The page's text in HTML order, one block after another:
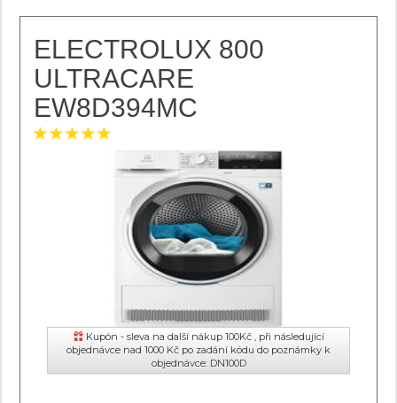
ELECTROLUX 800
ULTRACARE
EW8D394MC
Kupón - sleva na další nákup 100Kč , při následující
objednávce nad 1000 Kč po zadání kódu do poznámky k
objednávce: DN100D